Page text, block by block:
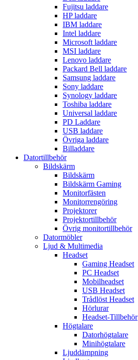
Fujitsu laddare
HP laddare
IBM laddare
Intel laddare
Microsoft laddare
MSI laddare
Lenovo laddare
Packard Bell laddare
Samsung laddare
Sony laddare
Synology laddare
Toshiba laddare
Universal laddare
PD Laddare
USB laddare
Övriga laddare
Billaddare
Datortillbehör
Bildskärm
Bildskärm
Bildskärm Gaming
Monitorfästen
Monitorrengöring
Projektorer
Projektortillbehör
Övrig monitortillbehör
Datormöbler
Ljud & Multimedia
Headset
Gaming Headset
PC Headset
Mobilheadset
USB Headset
Trådlöst Headset
Hörlurar
Headset-Tillbehör
Högtalare
Datorhögtalare
Minihögtalare
Ljuddämpning